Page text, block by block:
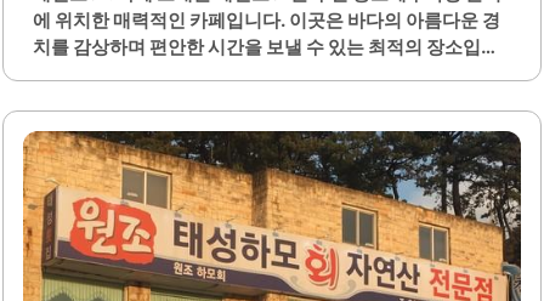
적하여 친구와의 대화나 혼자만의 시간을 보내기에 적합합니
다. 또한, 바다를 바라보며 즐기는 커피 한 잔은 특별한 경험
을..
에 위치한 매력적인 카페입니다. 이곳은 바다의 아름다운 경
치를 감상하며 편안한 시간을 보낼 수 있는 최적의 장소입니
와 디저트를 제공하며, 특히 컵빙수와 토마토 주스가 인기 메
뉴로 알려져 있습니다. 컵빙수는 팥의 양이 풍부하고, 집에서
만든 듯한 식혜 맛이 특징입니다. 또한, 신선한 재료로 만든
음료는 맛과 품질을 동시에 만족시킵니다.해변로91은 아침
일찍부터 운영되어, 하루를 시작하기에 좋은 장소입니다. 사
장님의 친절한 서비스는 방문객들에게 긍정적인 인상을 남깁
니다. 카페의 실내 공간은 사진 찍기에 적합한 아름다운 인테